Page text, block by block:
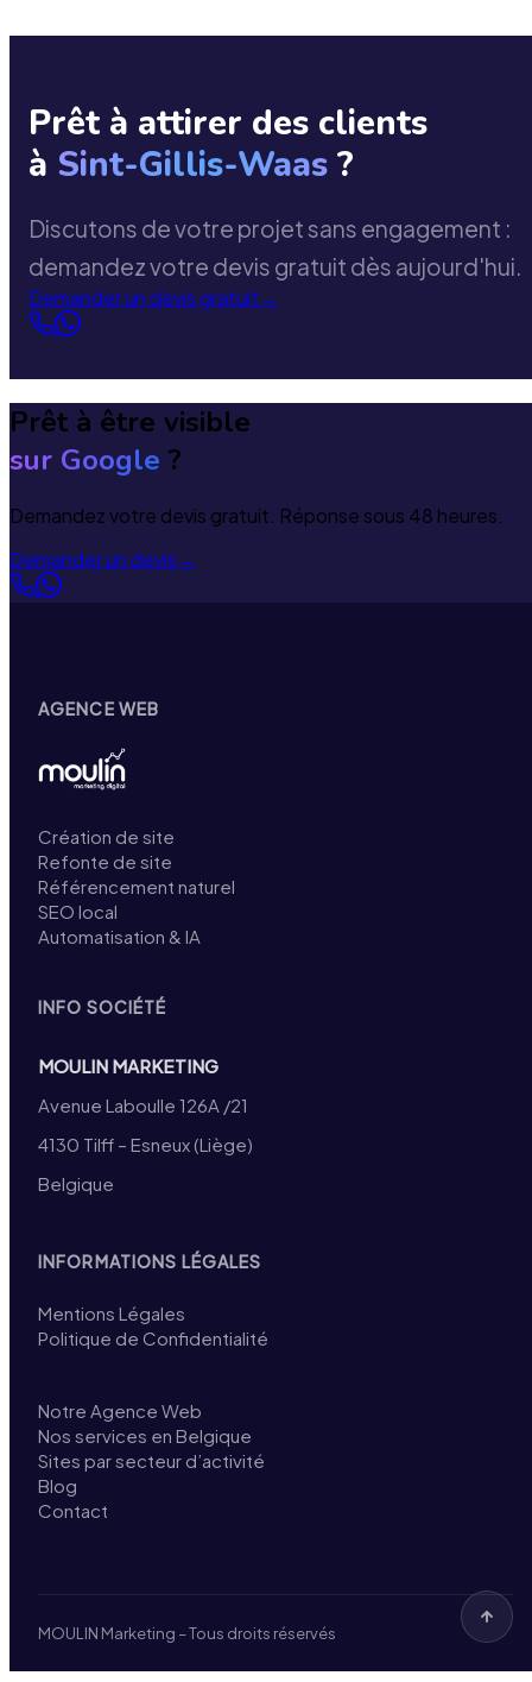
Prêt à attirer des clients
à Sint-Gillis-Waas ?
Discutons de votre projet sans engagement :
demandez votre devis gratuit dès aujourd'hui.
Demander un devis gratuit→
Prêt à être visible
sur Google ?
Demandez votre devis gratuit. Réponse sous 48 heures.
Demander un devis→
AGENCE WEB
Création de site
Refonte de site
Référencement naturel
SEO local
Automatisation & IA
INFO SOCIÉTÉ
MOULIN MARKETING
Avenue Laboulle 126A /21
4130 Tilff – Esneux (Liège)
Belgique
INFORMATIONS LÉGALES
Mentions Légales
Politique de Confidentialité
Notre Agence Web
Nos services en Belgique
Sites par secteur d’activité
Blog
Contact
MOULIN Marketing – Tous droits réservés